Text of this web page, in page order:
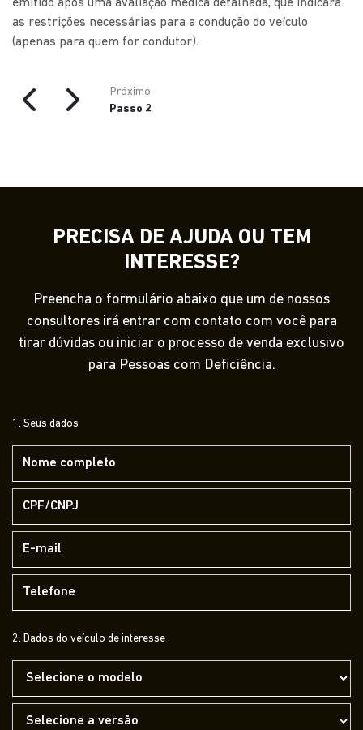
emitido após uma avaliação médica detalhada, que indicará
as restrições necessárias para a condução do veículo
(apenas para quem for condutor).
Próximo
Passo 2
PRECISA DE AJUDA OU TEM
INTERESSE?
Preencha o formulário abaixo que um de nossos
consultores irá entrar com contato com você para
tirar dúvidas ou iniciar o processo de venda exclusivo
para Pessoas com Deficiência.
1. Seus dados
2. Dados do veículo de interesse